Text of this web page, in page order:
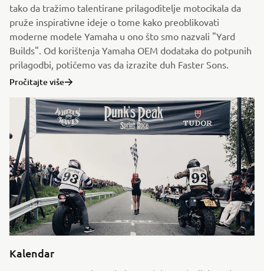
tako da tražimo talentirane prilagoditelje motocikala da
pruže inspirativne ideje o tome kako preoblikovati
moderne modele Yamaha u ono što smo nazvali "Yard
Builds". Od korištenja Yamaha OEM dodataka do potpunih
prilagodbi, potičemo vas da izrazite duh Faster Sons.
Pročitajte više
Kalendar